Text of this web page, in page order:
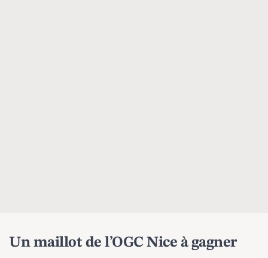
Un maillot de l’OGC Nice à gagner